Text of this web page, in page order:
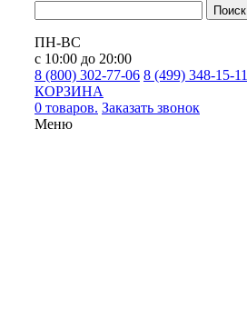
Поиск
ПН-ВС
с 10:00 до 20:00
8 (800) 302-77-06 8 (499) 348-15-11
КОРЗИНА
0 товаров. Заказать звонок
Меню